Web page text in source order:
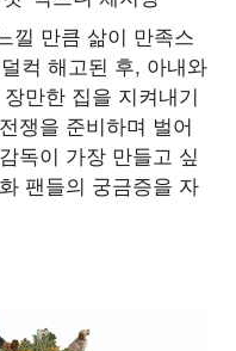
낄 만큼 삶이 만족스
컥 해고된 후, 아내와
만한 집을 지켜내기
쟁을 준비하며 벌어
독이 가장 만들고 싶
팬들의 궁금증을 자